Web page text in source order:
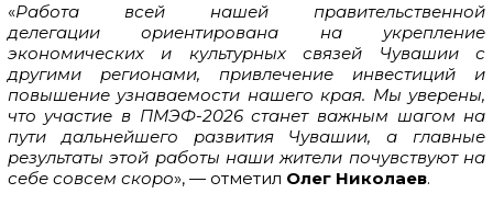
«Работа всей нашей правительственной
делегации
ориентирована на укрепление
экономических и культурных связей Чувашии с
другими регионами, привлечение инвестиций и
повышение узнаваемости нашего края. Мы уверены,
что участие в ПМЭФ-2026 станет важным шагом на
пути дальнейшего развития Чувашии, а главные
результаты этой работы наши жители почувствуют на
себе совсем скоро», — отметил Олег Николаев.